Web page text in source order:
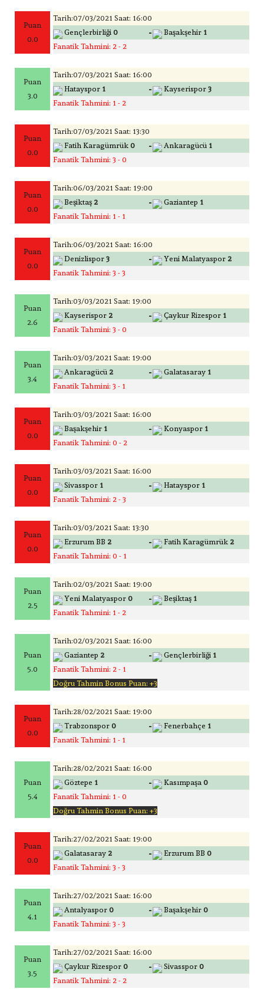
Puan
0.0
Tarih:07/03/2021 Saat: 16:00
Gençlerbirliği 0 - Başakşehir 1
Fanatik Tahmini: 2 - 2
Puan
3.0
Tarih:07/03/2021 Saat: 16:00
Hatayspor 1 - Kayserispor 3
Fanatik Tahmini: 1 - 2
Puan
0.0
Tarih:07/03/2021 Saat: 13:30
Fatih Karagümrük 0 - Ankaragücü 1
Fanatik Tahmini: 3 - 0
Puan
0.0
Tarih:06/03/2021 Saat: 19:00
Beşiktaş 2 - Gaziantep 1
Fanatik Tahmini: 1 - 1
Puan
0.0
Tarih:06/03/2021 Saat: 16:00
Denizlispor 3 - Yeni Malatyaspor 2
Fanatik Tahmini: 3 - 3
Puan
2.6
Tarih:03/03/2021 Saat: 19:00
Kayserispor 2 - Çaykur Rizespor 1
Fanatik Tahmini: 3 - 0
Puan
3.4
Tarih:03/03/2021 Saat: 19:00
Ankaragücü 2 - Galatasaray 1
Fanatik Tahmini: 3 - 1
Puan
0.0
Tarih:03/03/2021 Saat: 16:00
Başakşehir 1 - Konyaspor 1
Fanatik Tahmini: 0 - 2
Puan
0.0
Tarih:03/03/2021 Saat: 16:00
Sivasspor 1 - Hatayspor 1
Fanatik Tahmini: 2 - 3
Puan
0.0
Tarih:03/03/2021 Saat: 13:30
Erzurum BB 2 - Fatih Karagümrük 2
Fanatik Tahmini: 0 - 1
Puan
2.5
Tarih:02/03/2021 Saat: 19:00
Yeni Malatyaspor 0 - Beşiktaş 1
Fanatik Tahmini: 1 - 2
Puan
5.0
Tarih:02/03/2021 Saat: 16:00
Gaziantep 2 - Gençlerbirliği 1
Fanatik Tahmini: 2 - 1
Doğru Tahmin Bonus Puan: +3
Puan
0.0
Tarih:28/02/2021 Saat: 19:00
Trabzonspor 0 - Fenerbahçe 1
Fanatik Tahmini: 1 - 1
Puan
5.4
Tarih:28/02/2021 Saat: 16:00
Göztepe 1 - Kasımpaşa 0
Fanatik Tahmini: 1 - 0
Doğru Tahmin Bonus Puan: +3
Puan
0.0
Tarih:27/02/2021 Saat: 19:00
Galatasaray 2 - Erzurum BB 0
Fanatik Tahmini: 3 - 3
Puan
4.1
Tarih:27/02/2021 Saat: 16:00
Antalyaspor 0 - Başakşehir 0
Fanatik Tahmini: 3 - 3
Puan
3.5
Tarih:27/02/2021 Saat: 16:00
Çaykur Rizespor 0 - Sivasspor 0
Fanatik Tahmini: 2 - 2